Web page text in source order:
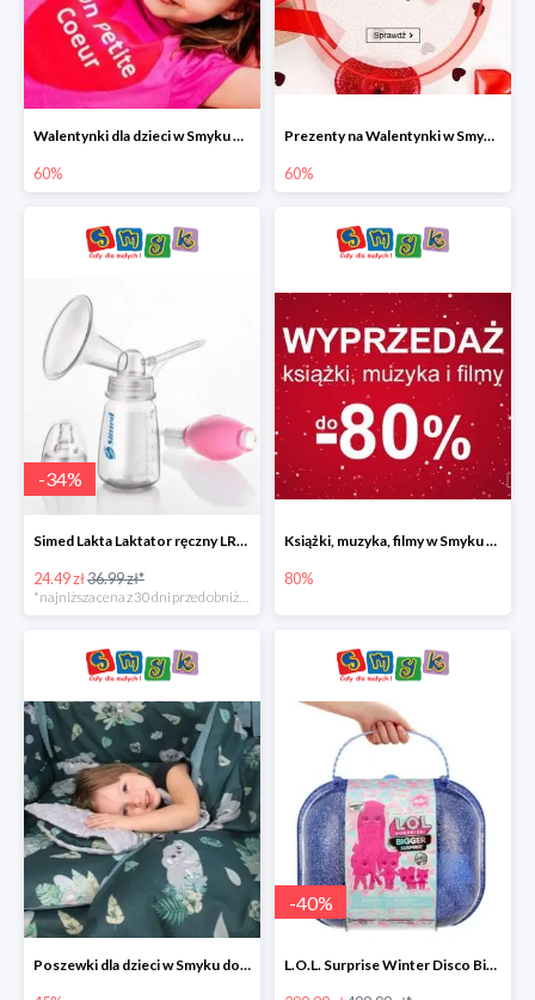
Walentynki dla dzieci w Smyku do -60%
60%
Prezenty na Walentynki w Smyku do -60%
60%
-34%
Simed Lakta Laktator ręczny LR-8 -34%
24.49 zł36.99 zł*
*najniższa cena z 30 dni przed obniżką
Książki, muzyka, filmy w Smyku do -80%
80%
Poszewki dla dzieci w Smyku do -45%
-40%
L.O.L. Surprise Winter Disco Bigger Surprise Zestaw laleczek w walizce -40%